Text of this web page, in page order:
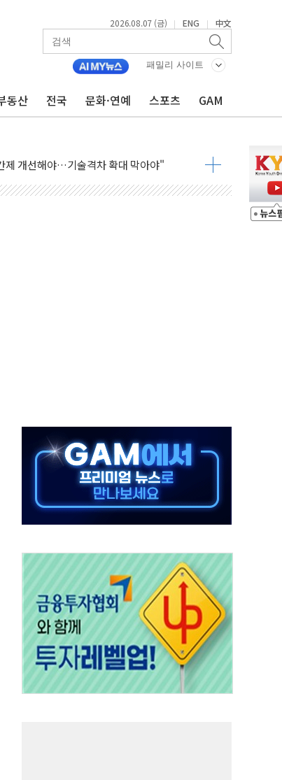
2026.08.07 (금) | ENG | 中文
패밀리 사이트
동산 전국 문화·연예 스포츠 GAM
시, 유저의 캐릭터가 AI로 플레이한다
는 피드코인 이벤트 진행
국·한투 참여
봉 6.3% 인상
월 공연 라인업 공개
어져…SK에코플랜트 "전수 조사"
- 맛보기편 (8/7)
기 추가 방안 발표"
장위 서울 알짜 단지 주목
결의안 발의…이준석·한동훈 동참
37%…하반기 확대 추진"
다, OK·애큐온·페퍼만 남아